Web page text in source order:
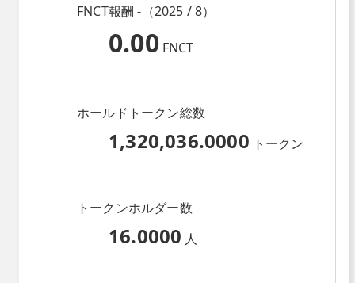
FNCT報酬 -（2025 / 8）
0.00 FNCT
ホールドトークン総数
1,320,036.0000 トークン
トークンホルダー数
16.0000 人